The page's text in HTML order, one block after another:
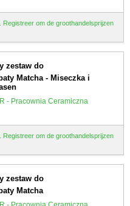
Registreer om de groothandelsprijzen
zestaw do
Matcha - Miseczka i
- Pracownia Ceramiczna
Registreer om de groothandelsprijzen
zestaw do
Matcha